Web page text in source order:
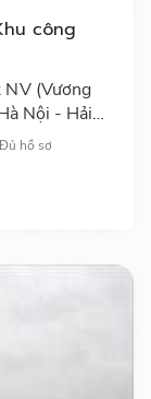
(Vương
Nội - Hải
bàn
Đủ hồ sơ